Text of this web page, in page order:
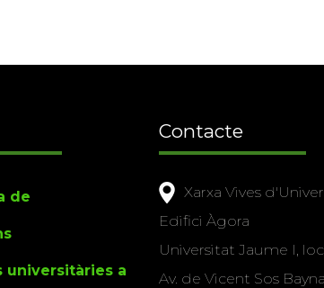
de
universitàries a
Contacte
Xarxa Vives
Edifici Àgora
Universitat Jaume I,
Av. de Vicent Sos